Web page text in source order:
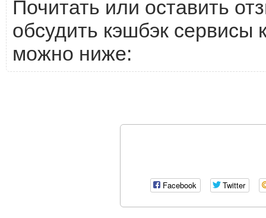
Почитать или оставить
обсудить кэшбэк сервисы
можно ниже:
Facebook Twitter